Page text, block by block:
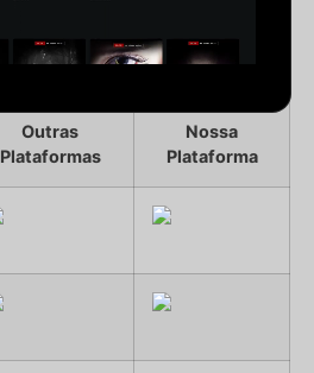
Outras
Plataformas
Nossa
Plataforma